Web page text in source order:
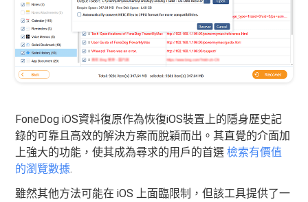
FoneDog iOS資料復原作為恢復iOS裝置上的隱身歷史記
錄的可靠且高效的解決方案而脫穎而出。其直覺的介面加
上強大的功能，使其成為尋求的用戶的首選檢索有價值
的瀏覽數據.
雖然其他方法可能在 iOS 上面臨限制，但該工具提供了一